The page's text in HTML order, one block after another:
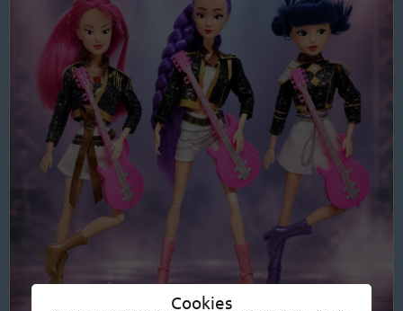
Cookies